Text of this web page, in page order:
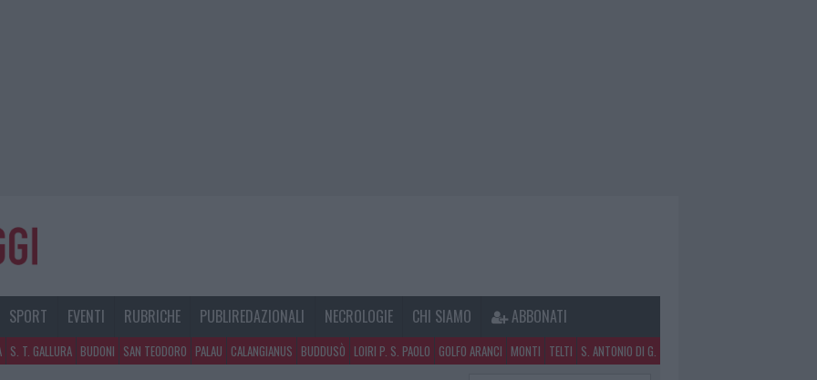
SPORT EVENTI RUBRICHE PUBLIREDAZIONALI NECROLOGIE CHI SIAMO ABBONATI
S. T. GALLURA BUDONI SAN TEODORO PALAU CALANGIANUS BUDDUSÒ LOIRI P. S. PAOLO GOLFO ARANCI MONTI TELTI S. ANTONIO DI G.